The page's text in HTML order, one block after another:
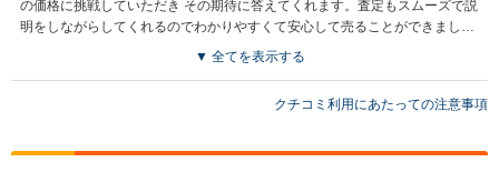
の価格に挑戦していただき その期待に答えてくれます。査定もスムーズで説
明をしながらしてくれるのでわかりやすくて安心して売ることができまし
た。車を引き渡す日もわかりやすく丁寧なので安心して引き渡しを完了する
買取店からの返信
ございましたら是非宜しくお願いいたします。
▼ 全てを表示する
クチコミ利用にあたっての注意事項